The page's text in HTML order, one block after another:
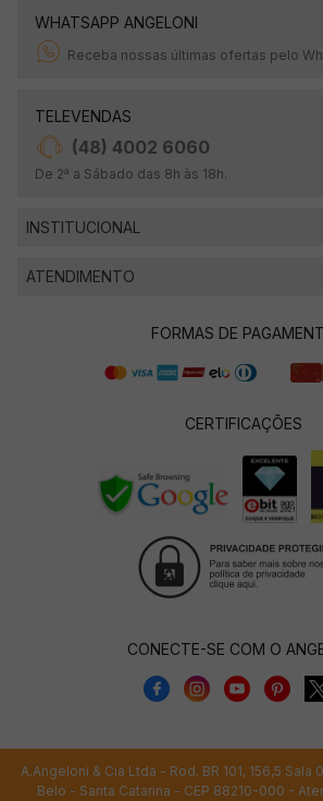
WHATSAPP ANGELONI
Receba nossas últimas ofertas pelo
TELEVENDAS
(48) 4002 6060
De 2ª a Sábado das 8h às 18h.
INSTITUCIONAL
ATENDIMENTO
FORMAS DE
CERTIFICAÇÕES
CONECTE-SE COM O
A.Angeloni & Cia Ltda - Rod. BR 101, 156,5 Sala
Belo - Santa Catarina - CEP 88210-000 -